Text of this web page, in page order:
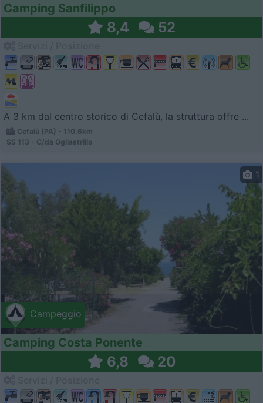
Camping Sanfilippo
8,4 52
A 3 km dal centro storico di Cefalù, la struttura offre ...
Cefalù (PA) - 110.6km
SS 113 - C/da Ogliastrillo
Campeggio
1
Camping Costa Ponente
6,8 20